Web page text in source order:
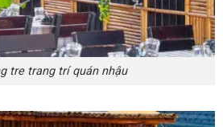
tre trang trí quán nhậu